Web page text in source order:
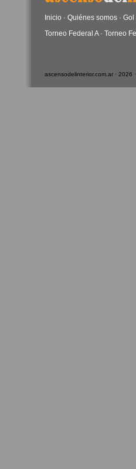
Inicio · Quiénes somos · Gol
Torneo Federal A· Torneo
ascensodelinterior.com.ar · 2026